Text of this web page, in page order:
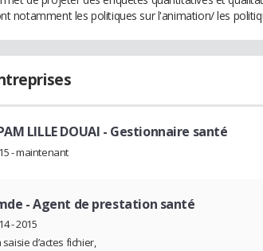
notamment les politiques sur l'animation/ les
LILLE DOUAI - Gestionnaire santé
- maintenant
- Agent de prestation santé
- 2015
saisie d’actes fichier,